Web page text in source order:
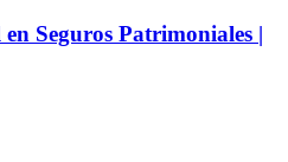
Seguros Patrimoniales |